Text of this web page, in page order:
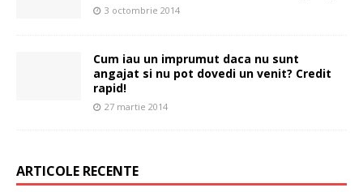
3 octombrie 2014
Cum iau un imprumut daca nu sunt
angajat si nu pot dovedi un venit? Credit
rapid!
27 martie 2014
ARTICOLE RECENTE